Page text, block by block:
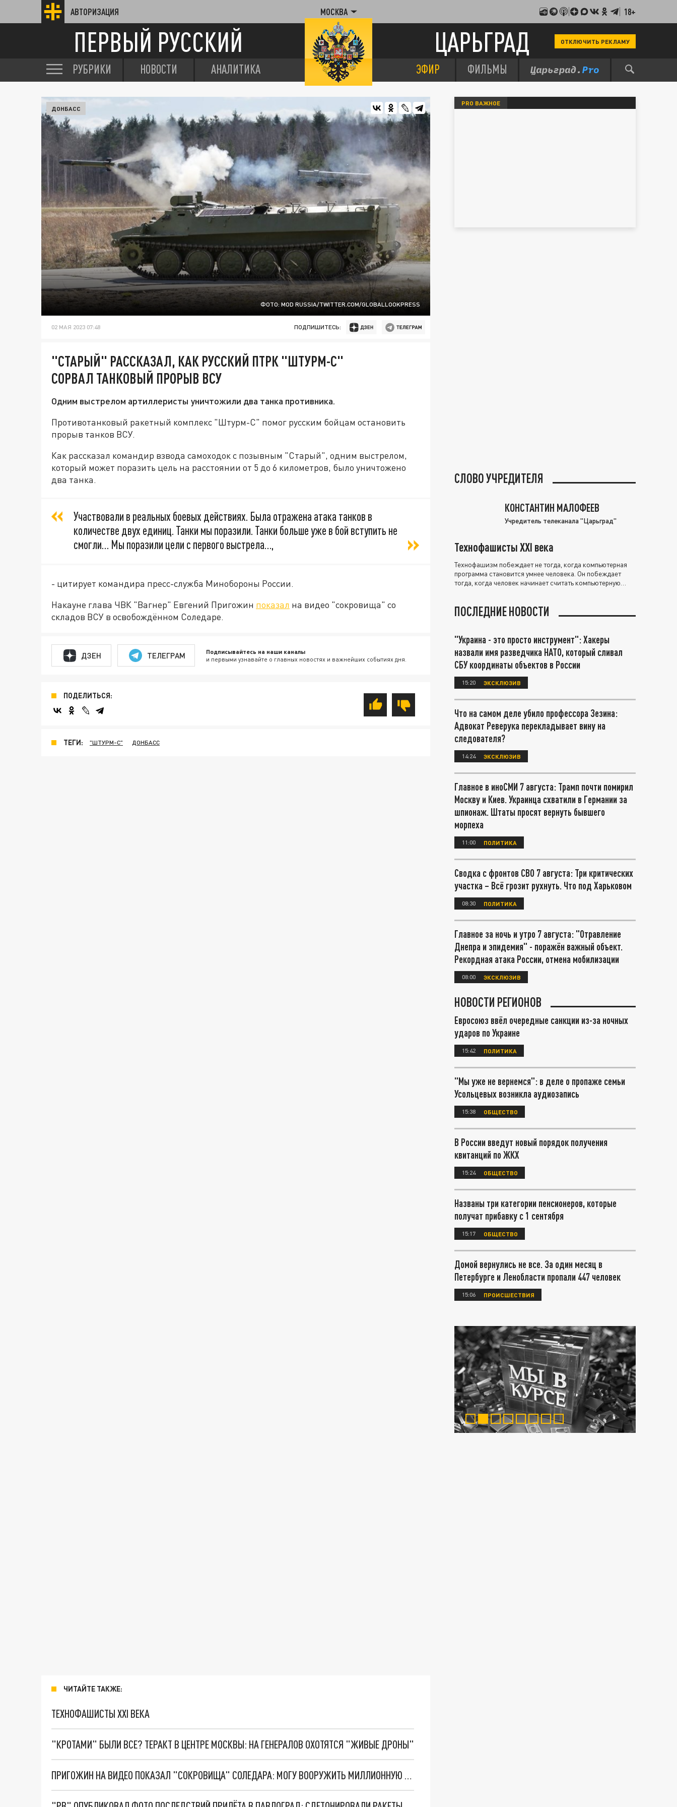
АВТОРИЗАЦИЯ МОСКВА 18+
ПЕРВЫЙ РУССКИЙ ЦАРЬГРАД ОТКЛЮЧИТЬ РЕКЛАМУ
РУБРИКИ НОВОСТИ АНАЛИТИКА ЭФИР ФИЛЬМЫ
ФОТО: MOD RUSSIA/TWITTER.COM/GLOBALLOOKPRESS
ДОНБАСС
02 МАЯ 2023 07:48 ПОДПИШИТЕСЬ:
"СТАРЫЙ" РАССКАЗАЛ, КАК РУССКИЙ ПТРК "ШТУРМ-С"
СОРВАЛ ТАНКОВЫЙ ПРОРЫВ ВСУ
Одним выстрелом артиллеристы уничтожили два танка противника.
Противотанковый ракетный комплекс "Штурм-С" помог русским бойцам остановить
прорыв танков ВСУ.
Как рассказал командир взвода самоходок с позывным "Старый", одним выстрелом,
который может поразить цель на расстоянии от 5 до 6 километров, было уничтожено
два танка.
Участвовали в реальных боевых действиях. Была отражена атака танков в
количестве двух единиц. Танки мы поразили. Танки больше уже в бой вступить не
смогли… Мы поразили цели с первого выстрела…,
- цитирует командира пресс-служба Минобороны России.
Накауне глава ЧВК "Вагнер" Евгений Пригожин показал на видео "сокровища" со
складов ВСУ в освобождённом Соледаре.
ДЗЕН ТЕЛЕГРАМ Подписывайтесь на наши каналы
и первыми узнавайте о главных новостях и важнейших событиях дня.
ПОДЕЛИТЬСЯ:
ТЕГИ: "ШТУРМ-С" ДОНБАСС
ЧИТАЙТЕ ТАКЖЕ:
ТЕХНОФАШИСТЫ XXI ВЕКА
"КРОТАМИ" БЫЛИ ВСЕ? ТЕРАКТ В ЦЕНТРЕ МОСКВЫ: НА ГЕНЕРАЛОВ ОХОТЯТСЯ "ЖИВЫЕ ДРОНЫ"
ПРИГОЖИН НА ВИДЕО ПОКАЗАЛ "СОКРОВИЩА" СОЛЕДАРА: МОГУ ВООРУЖИТЬ МИЛЛИОННУЮ АРМИЮ
PRO ВАЖНОЕ
СЛОВО УЧРЕДИТЕЛЯ
КОНСТАНТИН МАЛОФЕЕВ
Учредитель телеканала "Царьград"
Технофашисты XXI века
Технофашизм побеждает не тогда, когда компьютерная
программа становится умнее человека. Он побеждает
тогда, когда человек начинает считать компьютерную
ПОСЛЕДНИЕ НОВОСТИ
"Украина - это просто инструмент": Хакеры
назвали имя разведчика НАТО, который сливал
СБУ координаты объектов в России
15:20 ЭКСКЛЮЗИВ
Что на самом деле убило профессора Зезина:
Адвокат Реверука перекладывает вину на
следователя?
14:24 ЭКСКЛЮЗИВ
Главное в иноСМИ 7 августа: Трамп почти помирил
Москву и Киев. Украинца схватили в Германии за
шпионаж. Штаты просят вернуть бывшего
морпеха
11:00 ПОЛИТИКА
Сводка с фронтов СВО 7 августа: Три критических
участка – Всё грозит рухнуть. Что под Харьковом
08:30 ПОЛИТИКА
Главное за ночь и утро 7 августа: "Отравление
Днепра и эпидемия" - поражён важный объект.
Рекордная атака России, отмена мобилизации
08:00 ЭКСКЛЮЗИВ
НОВОСТИ РЕГИОНОВ
Евросоюз ввёл очередные санкции из-за ночных
ударов по Украине
15:42 ПОЛИТИКА
"Мы уже не вернемся": в деле о пропаже семьи
Усольцевых возникла аудиозапись
15:38 ОБЩЕСТВО
В России введут новый порядок получения
квитанций по ЖКХ
15:24 ОБЩЕСТВО
Названы три категории пенсионеров, которые
получат прибавку с 1 сентября
15:17 ОБЩЕСТВО
Домой вернулись не все. За один месяц в
Петербурге и Ленобласти пропали 447 человек
15:06 ПРОИСШЕСТВИЯ